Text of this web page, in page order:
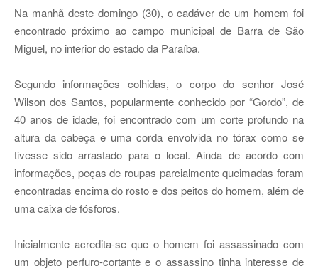
Na manhã deste domingo (30), o cadáver de um homem foi
encontrado próximo ao campo municipal de Barra de São
Miguel, no interior do estado da Paraíba.
Segundo informações colhidas, o corpo do senhor José
Wilson dos Santos, popularmente conhecido por “Gordo”, de
40 anos de idade, foi encontrado com um corte profundo na
altura da cabeça e uma corda envolvida no tórax como se
tivesse sido arrastado para o local. Ainda de acordo com
informações, peças de roupas parcialmente queimadas foram
encontradas encima do rosto e dos peitos do homem, além de
uma caixa de fósforos.
Inicialmente acredita-se que o homem foi assassinado com
um objeto perfuro-cortante e o assassino tinha interesse de